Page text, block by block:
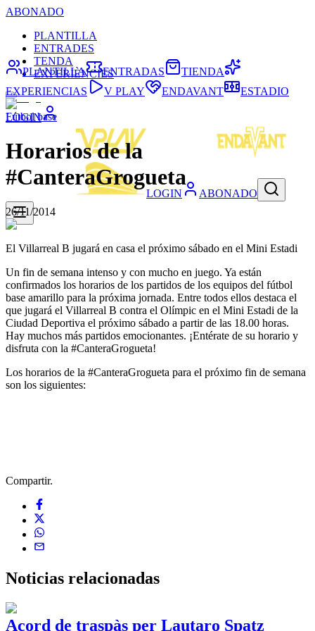
ABONADO
PLANTILLA
ENTRADES
TENDA
EXPERIÈNCIES
LOGIN
LOGIN ABONADO
PLANTILLA ENTRADAS
TIENDA
EXPERIENCIAS
V PLAY ENDAVANT ESTADIO
Fútbol base
Horarios de la
#CanteraGrogueta
26/11/2014
El Villarreal B jugará en casa el próximo sábado en el Mini Estadi
Un fin de semana intenso y con mucho en juego. Ya están
confirmados los horarios de los partidos de los equipos del fútbol
base amarillo para la próxima jornada. Entre todos ellos destaca el
que jugará el Villarreal B contra el Olímpic en el Mini Estadi de la
Ciudad Deportiva el próximo sábado a partir de las 18.00 horas.
Hay muchos más partidos emocionantes. ¡Entérate de su horario y
disfruta con la #CanteraGrogueta!
Los horarios de la #CanteraGrogueta para el próximo fin de semana
son los siguientes:
Compartir.
Noticias relacionadas
Acord de traspàs per Lautaro Spatz